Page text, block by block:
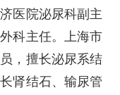
医院泌尿科副主
科主任。上海市
，擅长泌尿系结
肾结石、输尿管